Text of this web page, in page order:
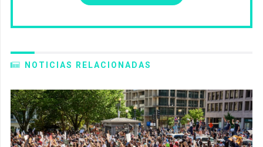
NOTICIAS RELACIONADAS